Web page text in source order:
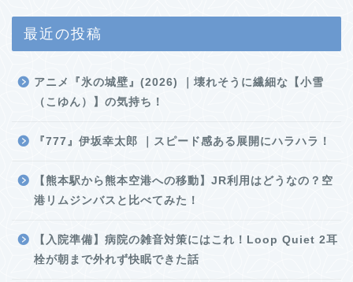
最近の投稿
アニメ『氷の城壁』(2026) ｜壊れそうに繊細な【小雪
（こゆん）】の気持ち！
『777』伊坂幸太郎 ｜スピード感ある展開にハラハラ！
【熊本駅から熊本空港への移動】JR利用はどうなの？空
港リムジンバスと比べてみた！
【入院準備】病院の雑音対策にはこれ！Loop Quiet 2耳
栓が朝まで外れず快眠できた話